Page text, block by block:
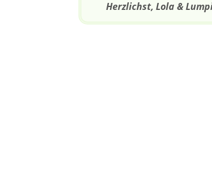
Herzlichst, Lola &